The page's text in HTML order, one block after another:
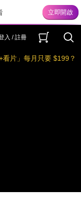
入 / 註冊
+看片」每月只要 $199？